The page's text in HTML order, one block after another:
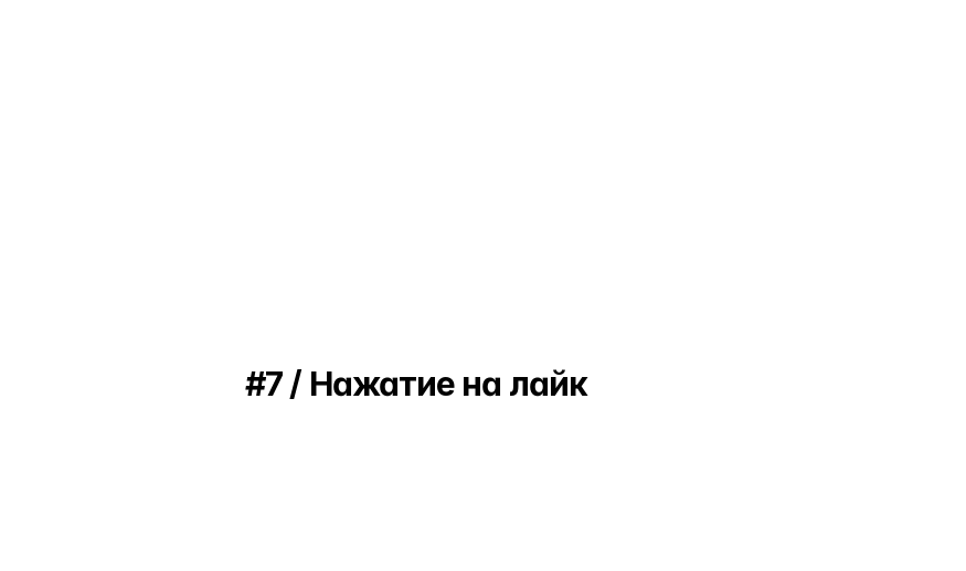
#7 / Нажатие на лайк